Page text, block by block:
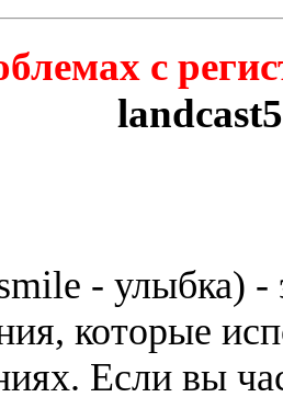
с
- улыбка) -
которые
Если вы